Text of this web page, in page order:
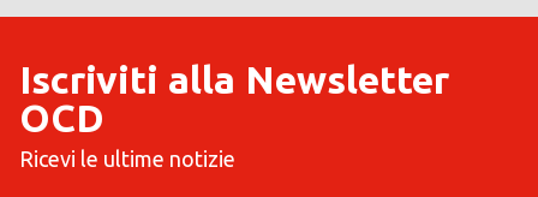
Iscriviti alla Newsletter
OCD
Ricevi le ultime notizie